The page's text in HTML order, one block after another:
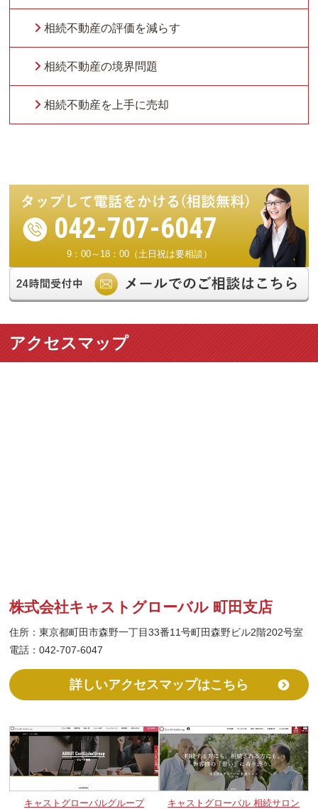
相続不動産の評価を減らす
相続不動産の境界問題
相続不動産を上手に売却
042-707-6047
9：00～18：00（土日祝は要相談）
アクセスマップ
株式会社キャストグローバル 町田支店
住所：東京都町田市森野一丁目33番11号町田森野ビル2階202号室
電話：042-707-6047
詳しいアクセスマップはこちら
キャストグローバルグループ キャストグローバル 相続サロン